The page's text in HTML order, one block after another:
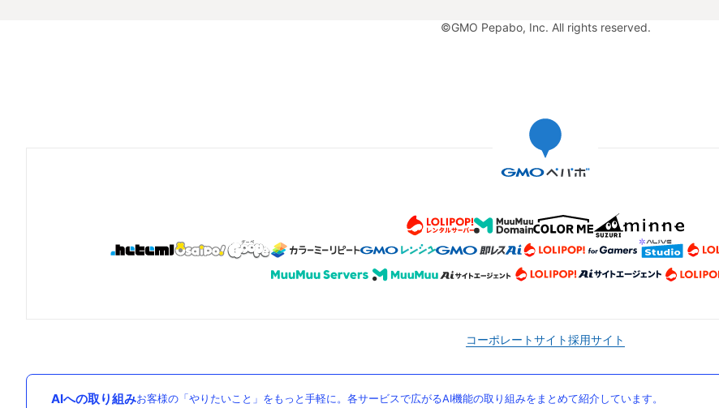
©GMO Pepabo, Inc. All rights reserved.
コーポレートサイト採用サイト
AIへの取り組みお客様の「やりたいこと」をもっと手軽に。各サービスで広がるAI機能の取り組みをまとめて紹介しています。